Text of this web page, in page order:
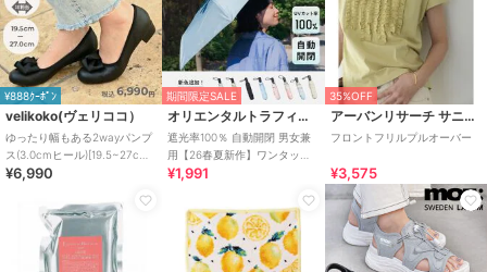
¥888ｸｰﾎﾟﾝ
velikoko(ヴェリココ）
ゆったり幅もある2wayパンプ
ス(3.0cmヒール)[19.5~27cm]
ラクチンきれいシューズ
¥6,990
期間限定SALE
オリエンタルトラフィック
遮光率100％ 自動開閉 男女兼
用【26春夏新作】ワンタッチ
晴雨兼用 折りたたみ傘 /G-
¥1,991
35%OFF
アーバンリサーチ サニーレーベル
フロントフリルプルオーバー
¥3,575